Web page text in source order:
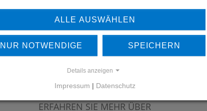
ERFAHREN SIE MEHR ÜBER
ALLE AUSWÄHLEN
NUR NOTWENDIGE SPEICHERN
Details anzeigen
Impressum | Datenschutz